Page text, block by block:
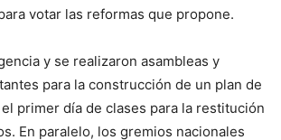
votar las reformas que propone.
y se realizaron asambleas y
para la construcción de un plan de
primer día de clases para la restitución
En paralelo, los gremios nacionales